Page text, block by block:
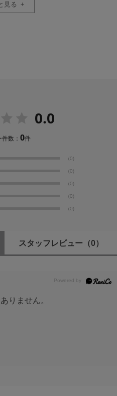
見る
0.0
件数：0件
(0)
(0)
(0)
(0)
(0)
スタッフレビュー （0）
りません。